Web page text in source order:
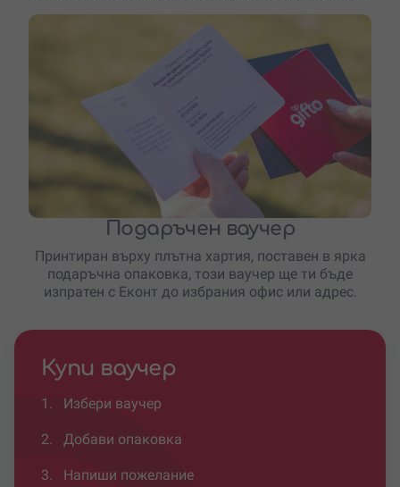
Подаръчен ваучер
Принтиран върху плътна хартия, поставен в ярка
подаръчна опаковка, този ваучер ще ти бъде
изпратен с Еконт до избрания офис или адрес.
Купи ваучер
1. Избери ваучер
2. Добави опаковка
3. Напиши пожелание